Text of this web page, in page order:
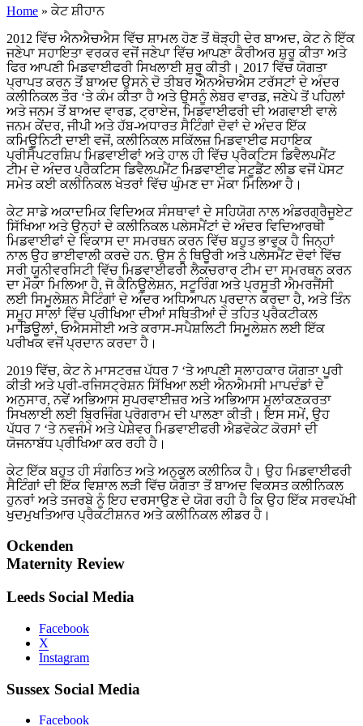
Home »ਕੇਟ ਸ਼ੀਹਾਨ
2012 ਵਿੱਚ ਐਨਐਚਐਸ ਵਿੱਚ ਸ਼ਾਮਲ ਹੋਣ ਤੋਂ ਥੋੜ੍ਹੀ ਦੇਰ ਬਾਅਦ, ਕੇਟ ਨੇ ਇੱਕ
ਜਣੇਪਾ ਸਹਾਇਤਾ ਵਰਕਰ ਵਜੋਂ ਜਣੇਪਾ ਵਿੱਚ ਆਪਣਾ ਕੈਰੀਅਰ ਸ਼ੁਰੂ ਕੀਤਾ ਅਤੇ
ਫਿਰ ਆਪਣੀ ਮਿਡਵਾਈਫਰੀ ਸਿਖਲਾਈ ਸ਼ੁਰੂ ਕੀਤੀ। 2017 ਵਿੱਚ ਯੋਗਤਾ
ਪ੍ਰਾਪਤ ਕਰਨ ਤੋਂ ਬਾਅਦ ਉਸਨੇ ਦੋ ਤੀਬਰ ਐਨਐਚਐਸ ਟਰੱਸਟਾਂ ਦੇ ਅੰਦਰ
ਕਲੀਨਿਕਲ ਤੌਰ ‘ਤੇ ਕੰਮ ਕੀਤਾ ਹੈ ਅਤੇ ਉਸਨੂੰ ਲੇਬਰ ਵਾਰਡ, ਜਣੇਪੇ ਤੋਂ ਪਹਿਲਾਂ
ਅਤੇ ਜਨਮ ਤੋਂ ਬਾਅਦ ਵਾਰਡ, ਟ੍ਰਾਏਜ, ਮਿਡਵਾਈਫਰੀ ਦੀ ਅਗਵਾਈ ਵਾਲੇ
ਜਨਮ ਕੇਂਦਰ, ਜੀਪੀ ਅਤੇ ਹੱਬ-ਅਧਾਰਤ ਸੈਟਿੰਗਾਂ ਦੋਵਾਂ ਦੇ ਅੰਦਰ ਇੱਕ
ਕਮਿਊਨਿਟੀ ਦਾਈ ਵਜੋਂ, ਕਲੀਨਿਕਲ ਸਕਿੱਲਜ਼ ਮਿਡਵਾਈਫ ਸਹਾਇਕ
ਪ੍ਰੀਸੈਪਟਰਸ਼ਿਪ ਮਿਡਵਾਈਫਾਂ ਅਤੇ ਹਾਲ ਹੀ ਵਿੱਚ ਪ੍ਰੈਕਟਿਸ ਡਿਵੈਲਪਮੈਂਟ
ਟੀਮ ਦੇ ਅੰਦਰ ਪ੍ਰੈਕਟਿਸ ਡਿਵੈਲਪਮੈਂਟ ਮਿਡਵਾਈਫ ਸਟੂਡੈਂਟ ਲੀਡ ਵਜੋਂ ਪੋਸਟ
ਸਮੇਤ ਕਈ ਕਲੀਨਿਕਲ ਖੇਤਰਾਂ ਵਿੱਚ ਘੁੰਮਣ ਦਾ ਮੌਕਾ ਮਿਲਿਆ ਹੈ।
ਕੇਟ ਸਾਡੇ ਅਕਾਦਮਿਕ ਵਿਦਿਅਕ ਸੰਸਥਾਵਾਂ ਦੇ ਸਹਿਯੋਗ ਨਾਲ ਅੰਡਰਗ੍ਰੈਜੂਏਟ
ਸਿੱਖਿਆ ਅਤੇ ਉਨ੍ਹਾਂ ਦੇ ਕਲੀਨਿਕਲ ਪਲੇਸਮੈਂਟਾਂ ਦੇ ਅੰਦਰ ਵਿਦਿਆਰਥੀ
ਮਿਡਵਾਈਫਾਂ ਦੇ ਵਿਕਾਸ ਦਾ ਸਮਰਥਨ ਕਰਨ ਵਿੱਚ ਬਹੁਤ ਭਾਵੁਕ ਹੈ ਜਿਨ੍ਹਾਂ
ਨਾਲ ਉਹ ਭਾਈਵਾਲੀ ਕਰਦੇ ਹਨ. ਉਸ ਨੂੰ ਥਿਊਰੀ ਅਤੇ ਪਲੇਸਮੈਂਟ ਦੋਵਾਂ ਵਿੱਚ
ਸਰੀ ਯੂਨੀਵਰਸਿਟੀ ਵਿੱਚ ਮਿਡਵਾਈਫਰੀ ਲੈਕਚਰਾਰ ਟੀਮ ਦਾ ਸਮਰਥਨ ਕਰਨ
ਦਾ ਮੌਕਾ ਮਿਲਿਆ ਹੈ, ਜੋ ਕੈਨਿਊਲੇਸ਼ਨ, ਸਟੂਰਿੰਗ ਅਤੇ ਪ੍ਰਸੂਤੀ ਐਮਰਜੈਂਸੀ
ਲਈ ਸਿਮੂਲੇਸ਼ਨ ਸੈਟਿੰਗਾਂ ਦੇ ਅੰਦਰ ਅਧਿਆਪਨ ਪ੍ਰਦਾਨ ਕਰਦਾ ਹੈ, ਅਤੇ ਤਿੰਨ
ਸਮੂਹ ਸਾਲਾਂ ਵਿੱਚ ਪ੍ਰੀਖਿਆ ਦੀਆਂ ਸਥਿਤੀਆਂ ਦੇ ਤਹਿਤ ਪ੍ਰੈਕਟੀਕਲ
ਮਾਡਿਊਲਾਂ, ਓਐਸਸੀਈ ਅਤੇ ਕਰਾਸ-ਸਪੈਸ਼ਲਿਟੀ ਸਿਮੂਲੇਸ਼ਨ ਲਈ ਇੱਕ
ਪਰੀਖਕ ਵਜੋਂ ਪ੍ਰਦਾਨ ਕਰਦਾ ਹੈ।
2019 ਵਿੱਚ, ਕੇਟ ਨੇ ਮਾਸਟਰਜ਼ ਪੱਧਰ 7 ‘ਤੇ ਆਪਣੀ ਸਲਾਹਕਾਰ ਯੋਗਤਾ ਪੂਰੀ
ਕੀਤੀ ਅਤੇ ਪ੍ਰੀ-ਰਜਿਸਟ੍ਰੇਸ਼ਨ ਸਿੱਖਿਆ ਲਈ ਐਨਐਮਸੀ ਮਾਪਦੰਡਾਂ ਦੇ
ਅਨੁਸਾਰ, ਨਵੇਂ ਅਭਿਆਸ ਸੁਪਰਵਾਈਜ਼ਰ ਅਤੇ ਅਭਿਆਸ ਮੁਲਾਂਕਣਕਰਤਾ
ਸਿਖਲਾਈ ਲਈ ਬ੍ਰਿਜਿੰਗ ਪ੍ਰੋਗਰਾਮ ਦੀ ਪਾਲਣਾ ਕੀਤੀ। ਇਸ ਸਮੇਂ, ਉਹ
ਪੱਧਰ 7 ‘ਤੇ ਨਵਜੰਮੇ ਅਤੇ ਪੇਸ਼ੇਵਰ ਮਿਡਵਾਈਫਰੀ ਐਡਵੋਕੇਟ ਕੋਰਸਾਂ ਦੀ
ਯੋਜਨਾਬੱਧ ਪ੍ਰੀਖਿਆ ਕਰ ਰਹੀ ਹੈ।
ਕੇਟ ਇੱਕ ਬਹੁਤ ਹੀ ਸੰਗਠਿਤ ਅਤੇ ਅਨੁਕੂਲ ਕਲੀਨਿਕ ਹੈ। ਉਹ ਮਿਡਵਾਈਫਰੀ
ਸੈਟਿੰਗਾਂ ਦੀ ਇੱਕ ਵਿਸ਼ਾਲ ਲੜੀ ਵਿੱਚ ਯੋਗਤਾ ਤੋਂ ਬਾਅਦ ਵਿਕਸਤ ਕਲੀਨਿਕਲ
ਹੁਨਰਾਂ ਅਤੇ ਤਜਰਬੇ ਨੂੰ ਇਹ ਦਰਸਾਉਣ ਦੇ ਯੋਗ ਰਹੀ ਹੈ ਕਿ ਉਹ ਇੱਕ ਸਰਵਪੱਖੀ
ਖੁਦਮੁਖਤਿਆਰ ਪ੍ਰੈਕਟੀਸ਼ਨਰ ਅਤੇ ਕਲੀਨਿਕਲ ਲੀਡਰ ਹੈ।
Ockenden
Maternity Review
Leeds Social Media
Facebook
X
Instagram
Sussex Social Media
Facebook